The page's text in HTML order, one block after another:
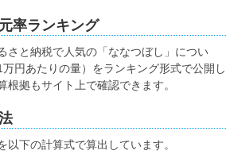
率ランキング
さと納税で人気の「ななつぼし」につい
円あたりの量）をランキング形式で公開し
根拠もサイト上で確認できます。
以下の計算式で算出しています。